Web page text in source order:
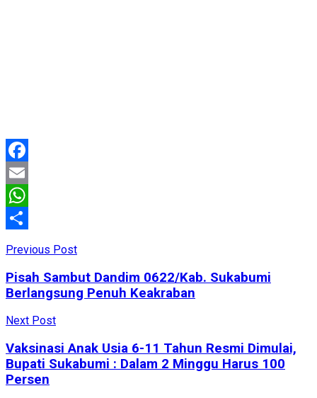
Facebook
Email
WhatsApp
Previous Post
Pisah Sambut Dandim 0622/Kab. Sukabumi
Berlangsung Penuh Keakraban
Next Post
Vaksinasi Anak Usia 6-11 Tahun Resmi Dimulai,
Bupati Sukabumi : Dalam 2 Minggu Harus 100
Persen